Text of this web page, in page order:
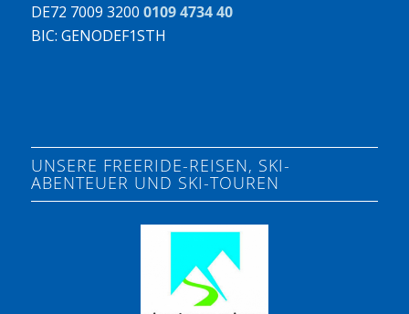
DE72 7009 3200 0109 4734 40
BIC: GENODEF1STH
UNSERE FREERIDE-REISEN, SKI-
ABENTEUER UND SKI-TOUREN